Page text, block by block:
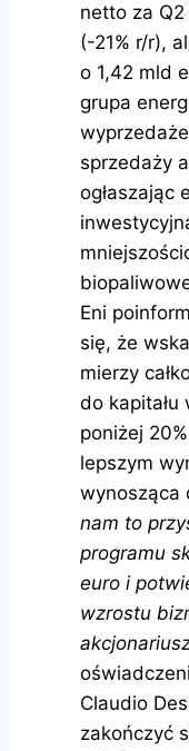
netto za Q2
(-21% r/r),
o 1,42 mld
grupa
sprzedaży
ogłaszając
Eni
się, że
mierzy
do kapitału
poniżej
lepszym
wynosząca
nam to
programu
euro i
wzrostu
Claudio
zakończyć